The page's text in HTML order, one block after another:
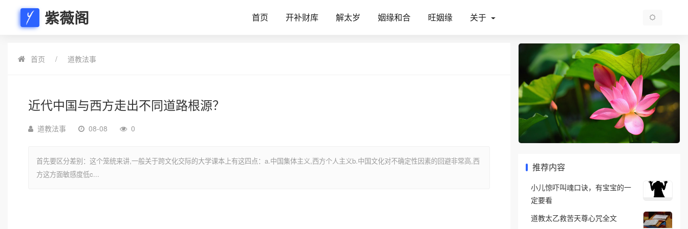
紫薇阁 首页 开补财库 解太岁 姻缘和合 旺姻缘 关于
首页 道教法事
近代中国与西方走出不同道路根源？
道教法事 08-08 0
首先要区分差别：这个笼统来讲,一般关于跨文化交际的大学课本上有这四点：a.中国集体主义,西方个人主义b.中国文化对不确定性因素的回避非常高,西
方这方面敏感度低c...
推荐内容
小儿惊吓叫魂口诀，有宝宝的一
定要看
道教太乙救苦天尊心咒全文